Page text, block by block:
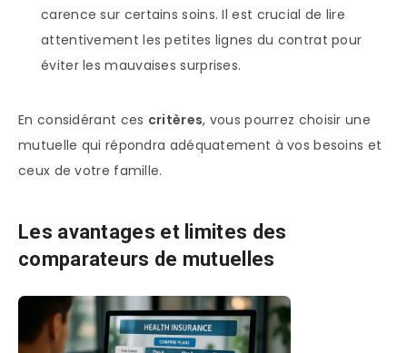
carence sur certains soins. Il est crucial de lire
attentivement les petites lignes du contrat pour
éviter les mauvaises surprises.
En considérant ces critères, vous pourrez choisir une
mutuelle qui répondra adéquatement à vos besoins et
ceux de votre famille.
Les avantages et limites des
comparateurs de mutuelles